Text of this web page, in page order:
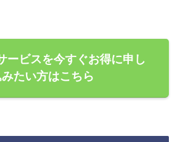
ービスを今すぐお得に申し
たい方はこちら